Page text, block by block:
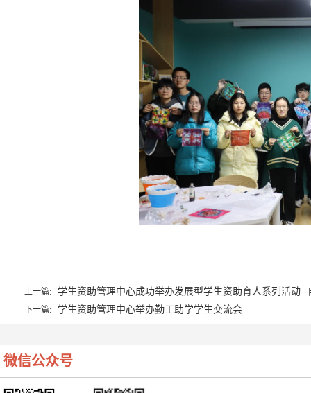
上一篇: 学生资助管理中心成功举办发展型学生资助育人系列活动--
下一篇: 学生资助管理中心举办勤工助学学生交流会
微信公众号